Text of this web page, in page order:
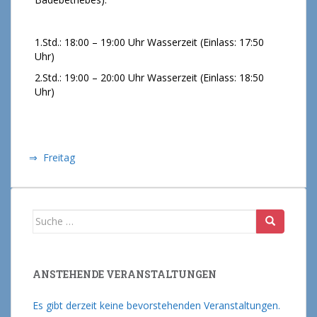
1.Std.: 18:00 – 19:00 Uhr Wasserzeit (Einlass: 17:50
Uhr)
2.Std.: 19:00 – 20:00 Uhr Wasserzeit (Einlass: 18:50
Uhr)
⇒ Freitag
Suche nach:
ANSTEHENDE VERANSTALTUNGEN
Es gibt derzeit keine bevorstehenden Veranstaltungen.